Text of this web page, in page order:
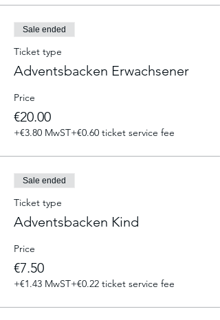
17.12.2023
Sale ended
Ticket type
Adventsbacken Erwachsener
Price
€20.00
+€3.80 MwST+€0.60 ticket service fee
Sale ended
Ticket type
Adventsbacken Kind
Price
€7.50
+€1.43 MwST+€0.22 ticket service fee